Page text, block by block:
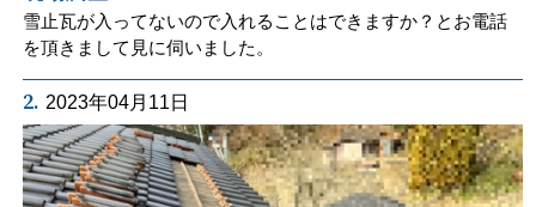
雪止瓦が入ってないので入れることはできますか？とお電話
を頂きまして見に伺いました。
2. 2023年04月11日